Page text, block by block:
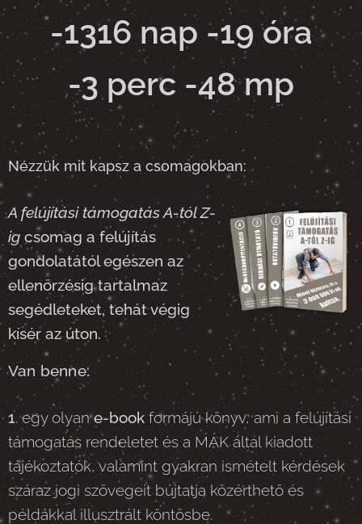
-1316 nap -19 óra
-3 perc -48 mp
Nézzük mit kapsz a csomagokban:
A felújítási támogatás A-tól Z-
ig csomag a felújítás
gondolatától egészen az
ellenőrzésig tartalmaz
segédleteket, tehát végig
kísér az úton.
Van benne:
1. egy olyane-book formájú könyv, ami a felújítási
támogatás rendeletet és a MÁK által kiadott
tájékoztatók, valamint gyakran ismételt kérdések
száraz jogi szövegeit bújtatja közérthető és
példákkal illusztrált köntösbe.